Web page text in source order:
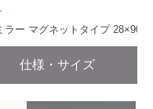
ー マグネットタイプ 28×90㎝
仕様・サイズ